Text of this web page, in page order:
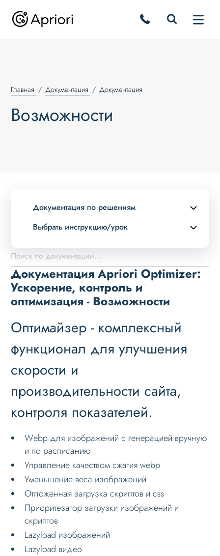
Главная Документация Документация
Возможности
Документация по решениям
Выбрать инструкцию/урок
Описание курса
Возможности
Установка решения
Настройка
Вопрос-ответ
Документация Apriori Optimizer:
Ускорение, контроль и
оптимизация - Возможности
Оптимайзер - комплексный
функционал для улучшения
скорости и
производительности сайта,
контроля показателей.
Wеbp для изображений с генерацией вручную
и по расписанию
Управление качеством сжатия webp
Уменьшение веса изображений
Отложенная загрузка скриптов и css
Приоритезатор загрузки изображений и
скриптов
Lazyload изображений
Lazyload видео